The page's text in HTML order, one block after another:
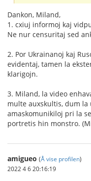
Dankon, Miland,
1. cxiuj informoj kaj
Ne nur censuritaj sed
2. Por Ukrainanoj kaj
evidentaj, tamen la
klarigojn.
3. Miland, la video
multe auxskultis, dum la
amaskomunikiloj pri la
portretis hin monstro.
amigueo (Å vise profilen)
2022 4 6 20:16:19